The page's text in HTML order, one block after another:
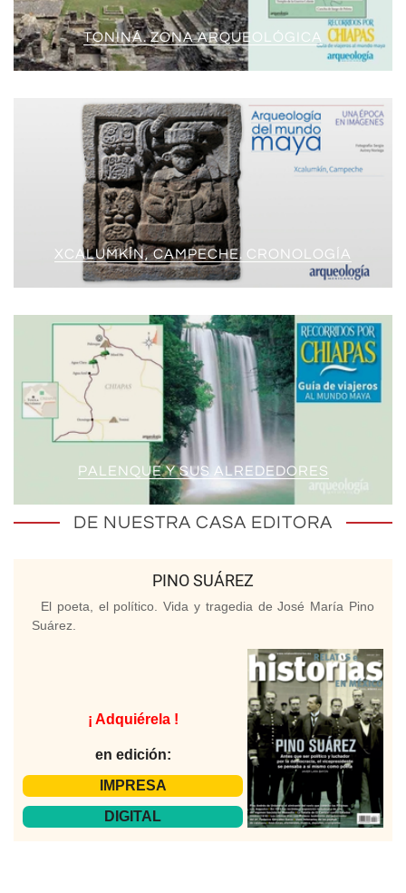
TONINÁ. ZONA ARQUEOLÓGICA
XCALUMKÍN, CAMPECHE. CRONOLOGÍA
PALENQUE Y SUS ALREDEDORES
DE NUESTRA CASA EDITORA
PINO SUÁREZ
El poeta, el político. Vida y tragedia de José María Pino
Suárez.
¡ Adquiérela !
en edición:
IMPRESA
DIGITAL